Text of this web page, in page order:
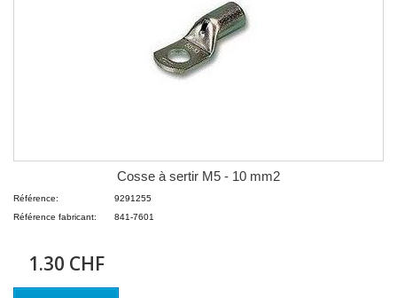
Cosse à sertir M5 - 10 mm2
Référence:
9291255
Référence fabricant:
841-7601
1.30 CHF